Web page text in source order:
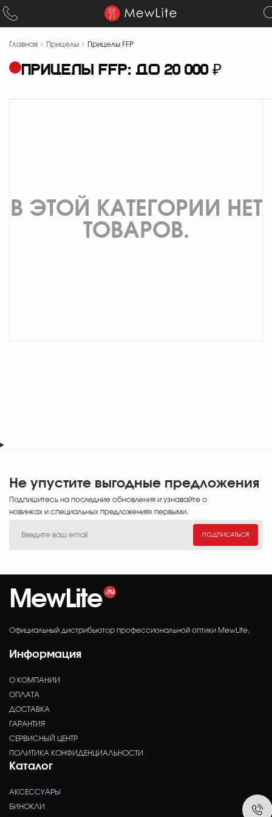
Главная Прицелы Прицелы FFP
ПРИЦЕЛЫ FFP: ДО 20 000 ₽
В ЭТОЙ КАТЕГОРИИ НЕТ
ТОВАРОВ.
Не упустите выгодные предложения
Подпишитесь на последние обновления и узнавайте о
новинках и специальных предложениях первыми.
ПОДПИСАТЬСЯ
MewLite
Официальный дистрибьютор профессиональной оптики MewLite.
Информация
О КОМПАНИИ
ОПЛАТА
ДОСТАВКА
ГАРАНТИЯ
СЕРВИСНЫЙ ЦЕНТР
ПОЛИТИКА КОНФИДЕНЦИАЛЬНОСТИ
Каталог
АКСЕССУАРЫ
БИНОКЛИ